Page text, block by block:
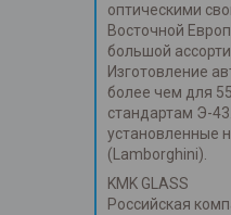
оптическими
Восточной
большой
Изготовление
более чем для
стандартам Э-
установленные
(Lamborghini).
KMK GLASS
Российская